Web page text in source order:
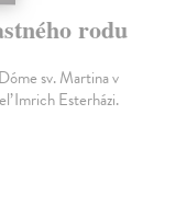
rodu
sv. Martina v
Imrich Esterházi.